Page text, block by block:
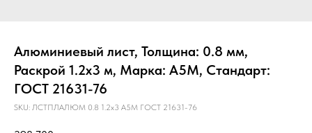
Алюминиевый лист, Толщина: 0.8 мм,
Раскрой 1.2х3 м, Марка: А5М, Стандарт:
ГОСТ 21631-76
SKU: ЛСТПЛАЛЮМ 0.8 1.2х3 А5М ГОСТ 21631-76